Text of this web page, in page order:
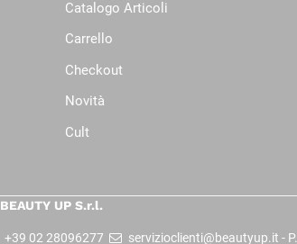
Catalogo Articoli
Carrello
Checkout
Novità
Cult
BEAUTY UP S.r.l.
+39 02 28096277 servizioclienti@beautyup.it -